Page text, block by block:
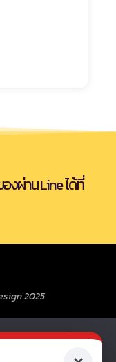
งผ่าน Line ได้ที่
2025